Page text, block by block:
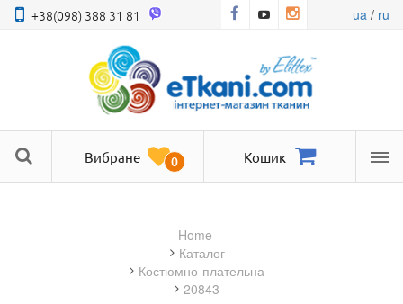
+38(098) 388 31 81 ua/ ru
Вибране 0 Кошик
Home
Каталог
костюмно-плательна
20843